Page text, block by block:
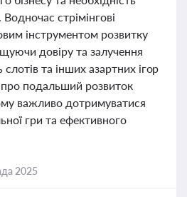
стрімінгові
інструментом розвитку
довіру та залучення
слотів та інших азартних ігор
подальший розвиток
важливо дотримуватися
гри та ефективного
2025